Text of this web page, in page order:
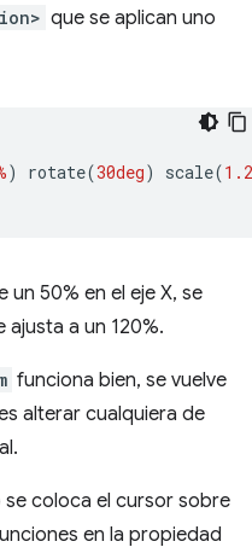
que se aplican uno
) rotate(30deg) scale(1.2
50% en el eje X, se
a un 120%.
funciona bien, se vuelve
alterar cualquiera de
se coloca el cursor sobre
en la propiedad